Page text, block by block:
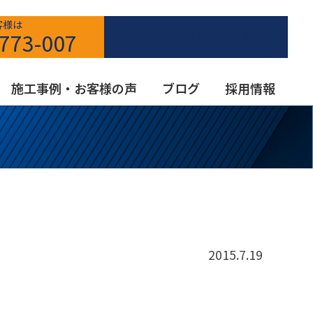
様は
007
施工事例・お客様の声 ブログ 採用情報
2015.7.19